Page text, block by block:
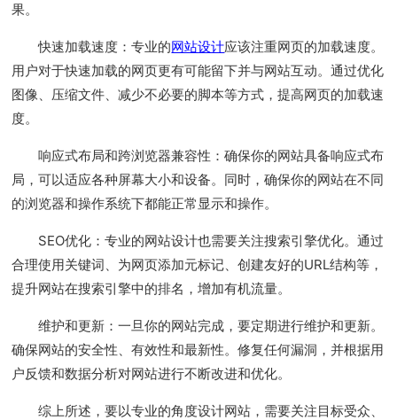
果。
快速加载速度：专业的网站设计应该注重网页的加载速度。
用户对于快速加载的网页更有可能留下并与网站互动。通过优化
图像、压缩文件、减少不必要的脚本等方式，提高网页的加载速
度。
响应式布局和跨浏览器兼容性：确保你的网站具备响应式布
局，可以适应各种屏幕大小和设备。同时，确保你的网站在不同
的浏览器和操作系统下都能正常显示和操作。
SEO优化：专业的网站设计也需要关注搜索引擎优化。通过
合理使用关键词、为网页添加元标记、创建友好的URL结构等，
提升网站在搜索引擎中的排名，增加有机流量。
维护和更新：一旦你的网站完成，要定期进行维护和更新。
确保网站的安全性、有效性和最新性。修复任何漏洞，并根据用
户反馈和数据分析对网站进行不断改进和优化。
综上所述，要以专业的角度设计网站，需要关注目标受众、